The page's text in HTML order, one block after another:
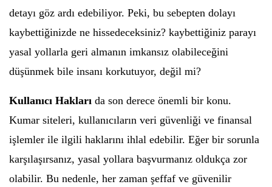
detayı göz ardı edebiliyor. Peki, bu sebepten dolayı
kaybettiğinizde ne hissedeceksiniz? kaybettiğiniz parayı
yasal yollarla geri almanın imkansız olabileceğini
düşünmek bile insanı korkutuyor, değil mi?
Kullanıcı Hakları da son derece önemli bir konu.
Kumar siteleri, kullanıcıların veri güvenliği ve finansal
işlemler ile ilgili haklarını ihlal edebilir. Eğer bir sorunla
karşılaşırsanız, yasal yollara başvurmanız oldukça zor
olabilir. Bu nedenle, her zaman şeffaf ve güvenilir